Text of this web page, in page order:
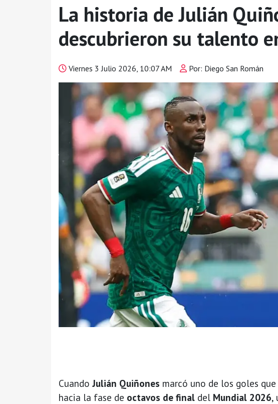
La historia de Julián
descubrieron su talento
Viernes 3 Julio 2026, 10:07 AM Por: Diego San Román
Cuando Julián Quiñones marcó uno de los goles
hacia la fase de octavos de final del Mundial 2026,